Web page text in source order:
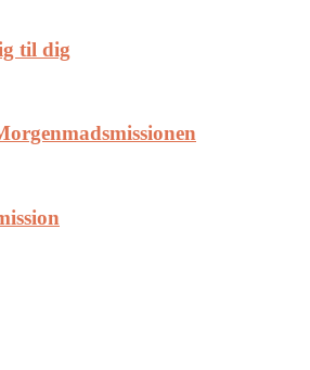
til dig